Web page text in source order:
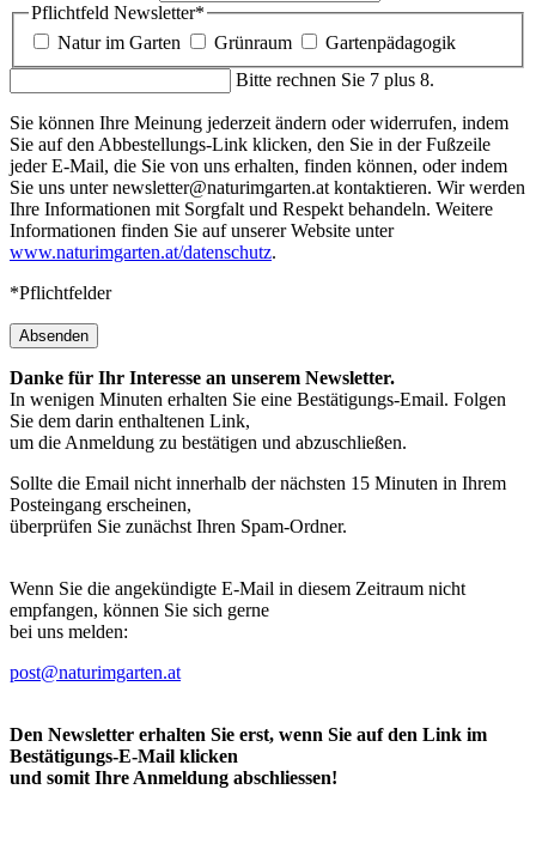
Pflichtfeld Newsletter*
Natur im Garten
Grünraum
Gartenpädagogik
Bitte rechnen Sie 7 plus 8.
Sie können Ihre Meinung jederzeit ändern oder widerrufen, indem
Sie auf den Abbestellungs-Link klicken, den Sie in der Fußzeile
jeder E-Mail, die Sie von uns erhalten, finden können, oder indem
Sie uns unter newsletter@naturimgarten.at kontaktieren. Wir werden
Ihre Informationen mit Sorgfalt und Respekt behandeln. Weitere
Informationen finden Sie auf unserer Website unter
www.naturimgarten.at/datenschutz.
*Pflichtfelder
Absenden
Danke für Ihr Interesse an unserem Newsletter.
In wenigen Minuten erhalten Sie eine Bestätigungs-Email. Folgen
Sie dem darin enthaltenen Link,
um die Anmeldung zu bestätigen und abzuschließen.
Sollte die Email nicht innerhalb der nächsten 15 Minuten in Ihrem
Posteingang erscheinen,
überprüfen Sie zunächst Ihren Spam-Ordner.
Wenn Sie die angekündigte E-Mail in diesem Zeitraum nicht
empfangen, können Sie sich gerne
bei uns melden:
post@naturimgarten.at
Den Newsletter erhalten Sie erst, wenn Sie auf den Link im
Bestätigungs-E-Mail klicken
und somit Ihre Anmeldung abschliessen!